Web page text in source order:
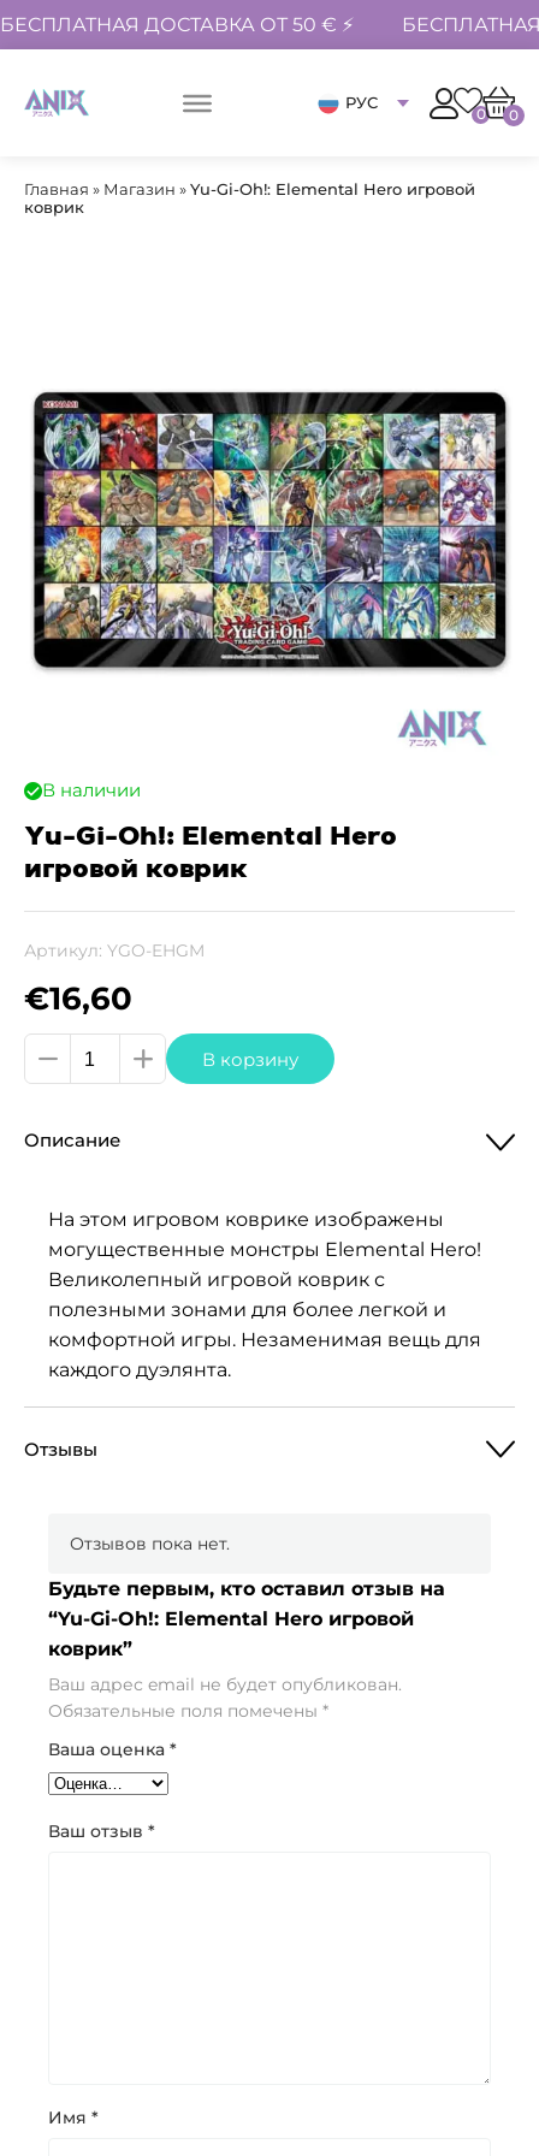
БЕСПЛАТНАЯ ДОСТАВКА ОТ 50 € ⚡
РУС
0 0
Главная » Магазин »Yu-Gi-Oh!: Elemental Hero игровой
коврик
В наличии
Yu-Gi-Oh!: Elemental Hero
игровой коврик
Артикул: YGO-EHGM
€16,60
Количество
товара
Gi-
Elemental
игровой
В корзину
Описание
На этом игровом коврике изображены
могущественные монстры Elemental Hero!
Великолепный игровой коврик с
полезными зонами для более легкой и
комфортной игры. Незаменимая вещь для
каждого дуэлянта.
Отзывы
Отзывов пока нет.
Будьте первым, кто оставил отзыв на
“Yu-Gi-Oh!: Elemental Hero игровой
коврик”
Ваш адрес email не будет опубликован.
Обязательные поля помечены *
Ваша оценка *
Ваш отзыв *
Имя *